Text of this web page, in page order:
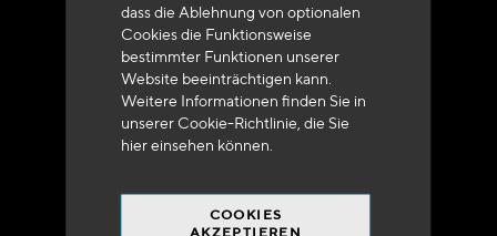
dass die Ablehnung von optionalen
Cookies die Funktionsweise
bestimmter Funktionen unserer
Website beeinträchtigen kann.
Weitere Informationen finden Sie in
unserer Cookie-Richtlinie, die Sie
hiereinsehen können.
COOKIES
AKZEPTIEREN
Versandkostenfrei
bei 250 Euros*